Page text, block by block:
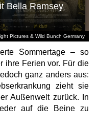
Pictures & Wild Bunch Germany
Bella Ramsey
Sommertage – so
ihre Ferien vor. Für die
ganz anders aus:
zieht sie
Außenwelt zurück. In
auf die Beine zu